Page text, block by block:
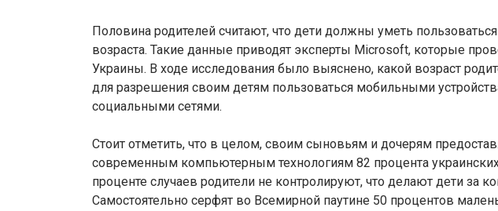
Половина родителей считают, что дети должны уметь
возраста. Такие данные приводят эксперты Microsoft, которые
Украины. В ходе исследования было выяснено, какой возраст
для разрешения своим детям пользоваться мобильными
социальными сетями.
Стоит отметить, что в целом, своим сыновьям и дочерям
современным компьютерным технологиям 82 процента
проценте случаев родители не контролируют, что делают дети за
Самостоятельно серфят во Всемирной паутине 50 процентов